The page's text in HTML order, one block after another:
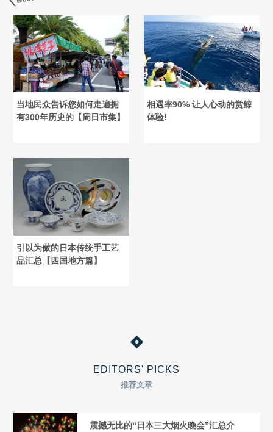
当地民众告诉您如何走遍拥
有300年历史的【周日市集】
相遇率90% 让人心动的赏鲸
体验!
引以为傲的日本传统手工艺
品汇总【四国地方篇】
EDITORS' PICKS
推荐文章
震撼无比的“日本三大烟火晚会”汇总介